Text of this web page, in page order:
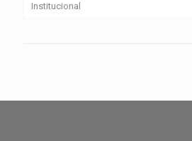
Institucional